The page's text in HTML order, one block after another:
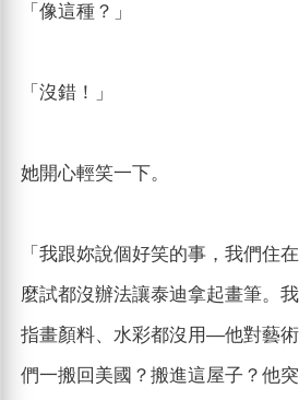
「像這種？」
「沒錯！」
她開心輕笑一下。
「我跟妳說個好笑的事，我們住
麼試都沒辦法讓泰迪拿起畫筆。
指畫顏料、水彩都沒用—他對藝
們一搬回美國？搬進這屋子？他